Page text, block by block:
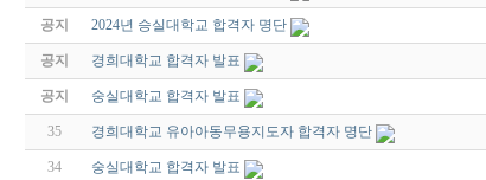
공지 2024년 승실대학교 합격자 명단
공지 경희대학교 합격자 발표
공지 숭실대학교 합격자 발표
35 경희대학교 유아아동무용지도자 합격자 명단
34 숭실대학교 합격자 발표